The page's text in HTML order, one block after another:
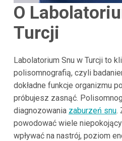
O
Turcji
Labolatorium Snu w Turcji to
polisomnografią, czyli
dokładne funkcje organizmu
próbujesz zasnąć.
diagnozowania zaburzeń snu.
powodować wiele
wpływać na nastrój, poziom